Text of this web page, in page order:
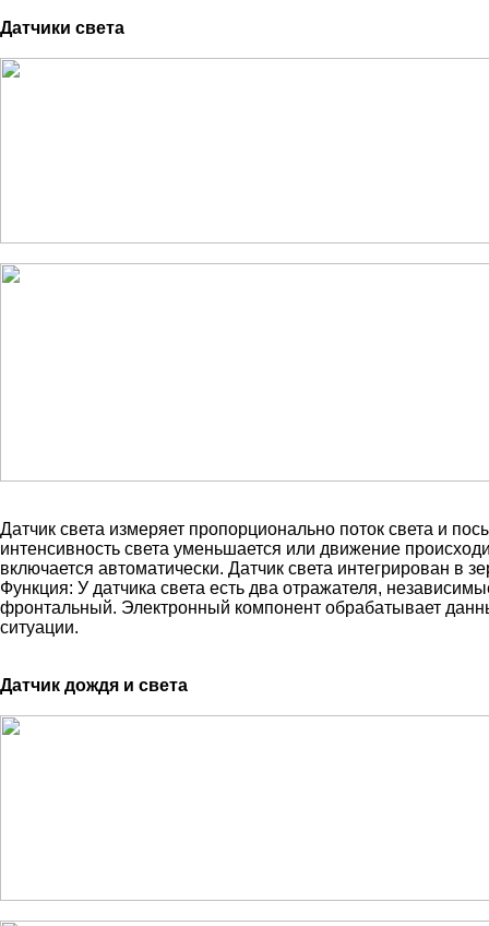
Датчики света
Датчик света измеряет пропорционально поток света и
интенсивность света уменьшается или движение
включается автоматически. Датчик света интегрирован в
Функция: У датчика света есть два отражателя,
фронтальный. Электронный компонент обрабатывает
ситуации.
Датчик дождя и света